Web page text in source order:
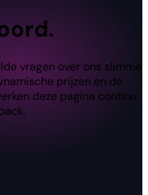
vragen over ons slimme
prijzen en de
deze pagina continu